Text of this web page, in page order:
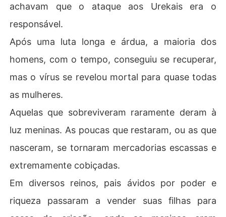
achavam que o ataque aos Urekais era o
responsável.
Após uma luta longa e árdua, a maioria dos
homens, com o tempo, conseguiu se recuperar,
mas o vírus se revelou mortal para quase todas
as mulheres.
Aquelas que sobreviveram raramente deram à
luz meninas. As poucas que restaram, ou as que
nasceram, se tornaram mercadorias escassas e
extremamente cobiçadas.
Em diversos reinos, pais ávidos por poder e
riqueza passaram a vender suas filhas para